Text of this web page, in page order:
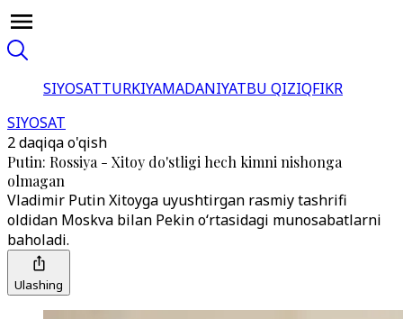
SIYOSATTURKIYAMADANIYATBU QIZIQFIKR
SIYOSAT
2 daqiqa o'qish
Putin: Rossiya - Xitoy do'stligi hech kimni nishonga
olmagan
Vladimir Putin Xitoyga uyushtirgan rasmiy tashrifi
oldidan Moskva bilan Pekin o‘rtasidagi munosabatlarni
baholadi.
Ulashing